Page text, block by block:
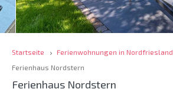
Startseite
Ferienwohnungen in Nordfriesland
Ferienhaus Nordstern
Ferienhaus Nordstern